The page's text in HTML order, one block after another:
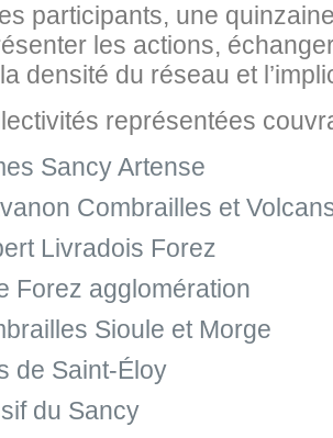
participants, une
les actions,
densité du réseau et
représentées
Sancy Artense
Combrailles et
Livradois Forez
Forez agglomération
Sioule et Morge
de Saint‑Éloy
du Sancy